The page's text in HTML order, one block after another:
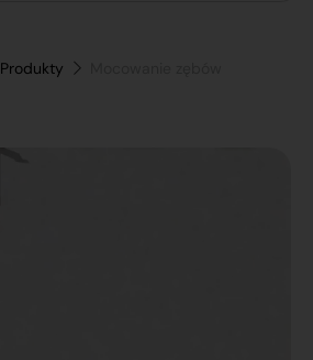
Produkty